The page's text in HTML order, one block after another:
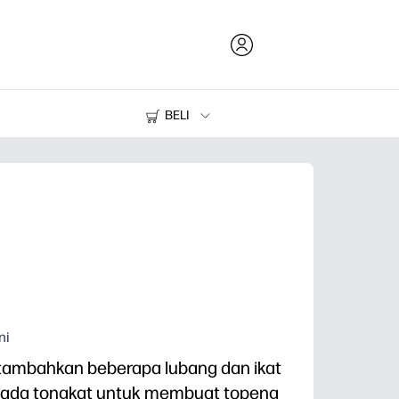
BELI
Printer
beberapa lubang dan ikat
tongkat untuk membuat topeng